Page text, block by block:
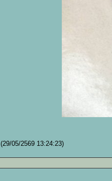
(29/05/2569 13:24:23)